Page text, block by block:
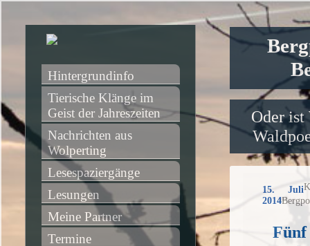
Oder ist
15. Juli
2014
Hintergrundinfo
Tierische Klänge im
Geist der Jahreszeiten
Nachrichten aus
Wolperting
Lesespaziergänge
Lesungen
Meine Partner
Termine